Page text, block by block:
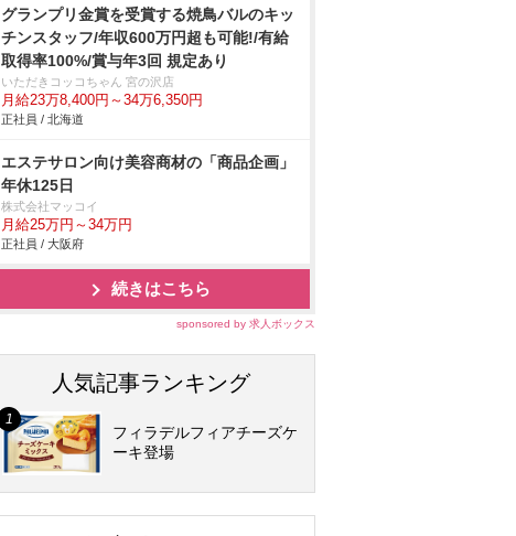
グランプリ金賞を受賞する焼鳥バルのキッ
チンスタッフ/年収600万円超も可能!/有給
取得率100%/賞与年3回 規定あり
いただきコッコちゃん 宮の沢店
月給23万8,400円～34万6,350円
正社員 / 北海道
エステサロン向け美容商材の「商品企画」
年休125日
株式会社マッコイ
月給25万円～34万円
正社員 / 大阪府
続きはこちら
sponsored by 求人ボックス
人気記事ランキング
フィラデルフィアチーズケ
ーキ登場